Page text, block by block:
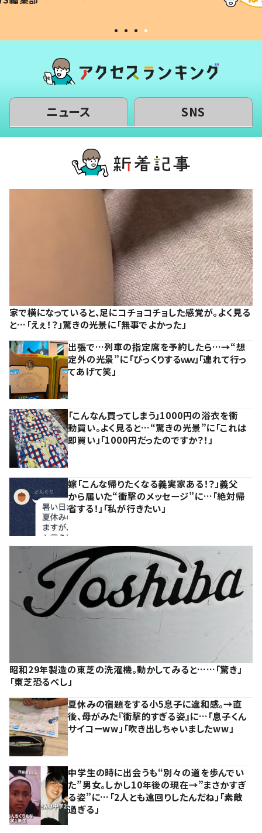
#令和の子 い」
ニュース SNS
家で横になっていると、足にコチョコチョした感覚が。よく見る
と…「えぇ！？」驚きの光景に「無事でよかった」
出張で…列車の指定席を予約したら…→“想
定外の光景”に「びっくりするｗｗ」「連れて行っ
てあげて笑」
「こんなん買ってしまう」1000円の浴衣を衝
動買い。よく見ると…“驚きの光景”に「これは
即買い」「1000円だったのですか？！」
嫁「こんな帰りたくなる義実家ある！？」義父
から届いた“衝撃のメッセージ”に…「絶対帰
省する！」「私が行きたい」
昭和29年製造の東芝の洗濯機。動かしてみると……「驚き」
「東芝恐るべし」
夏休みの宿題をする小5息子に違和感。→直
後、母がみた『衝撃的すぎる姿』に…「息子くん
サイコーww」「吹き出しちゃいましたww」
中学生の時に出会うも“別々の道を歩んでい
た”男女。しかし10年後の現在→”まさかすぎ
る姿”に…「2人とも遠回りしたんだね」「素敵
過ぎる」